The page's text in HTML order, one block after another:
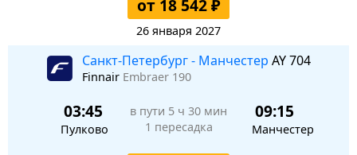
от 18 542 ₽
26 января 2027
Санкт-Петербург - Манчестер AY 704
Finnair Embraer 190
03:45
Пулково
в пути 5 ч 30 мин
1 пересадка
09:15
Манчестер